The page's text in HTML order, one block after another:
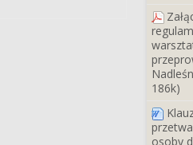
186k)
osoby